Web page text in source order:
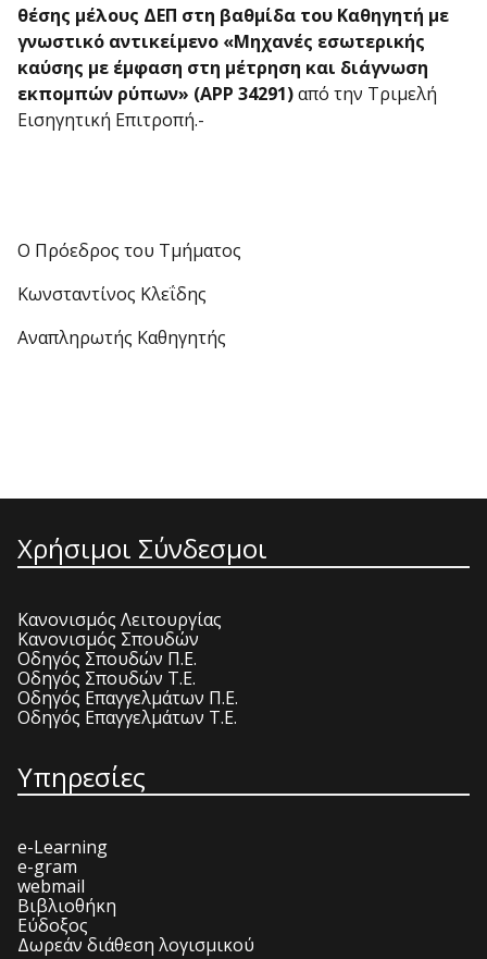
θέσης μέλους ΔΕΠ στη βαθμίδα του Καθηγητή με
γνωστικό αντικείμενο «Μηχανές εσωτερικής
καύσης με έμφαση στη μέτρηση και διάγνωση
εκπομπών ρύπων» (ΑΡΡ 34291)από την Τριμελή
Εισηγητική Επιτροπή.-
Ο Πρόεδρος του Τμήματος
Κωνσταντίνος Κλεΐδης
Αναπληρωτής Καθηγητής
Χρήσιμοι Σύνδεσμοι
Κανονισμός Λειτουργίας
Κανονισμός Σπουδών
Οδηγός Σπουδών Π.Ε.
Οδηγός Σπουδών Τ.Ε.
Οδηγός Επαγγελμάτων Π.Ε.
Οδηγός Επαγγελμάτων Τ.Ε.
Υπηρεσίες
e-Learning
e-gram
webmail
Βιβλιοθήκη
Εύδοξος
Δωρεάν διάθεση λογισμικού